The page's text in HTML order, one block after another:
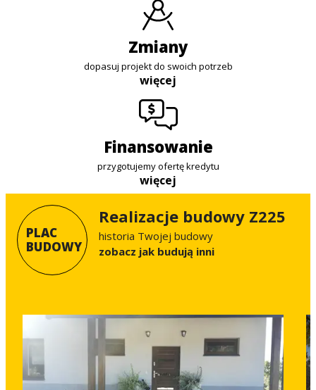
zmiany
dopasuj projekt do swoich potrzeb
więcej
finansowanie
przygotujemy ofertę kredytu
więcej
PLAC
BUDOWY
Realizacje budowy Z225
historia Twojej budowy
Zobacz jak budują inni